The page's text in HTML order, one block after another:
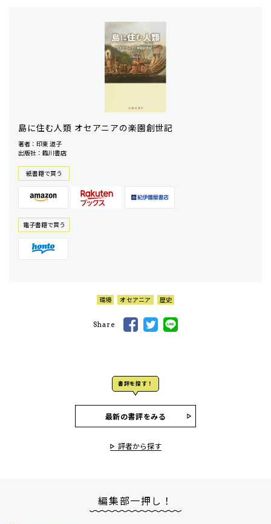
島に住む人類 オセアニアの楽園創世記
著者：印東 道子
出版社：臨川書店
紙書籍で買う
電⼦書籍で買う
環境 オセアニア 歴史
Share
書評を探す！
最新の書評をみる
評者から探す
編集部一押し！